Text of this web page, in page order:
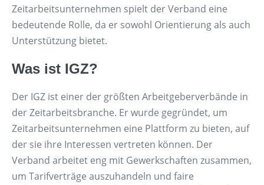
Zeitarbeitsunternehmen spielt der Verband eine
bedeutende Rolle, da er sowohl Orientierung als auch
Unterstützung bietet.
Was ist IGZ?
Der IGZ ist einer der größten Arbeitgeberverbände in
der Zeitarbeitsbranche. Er wurde gegründet, um
Zeitarbeitsunternehmen eine Plattform zu bieten, auf
der sie ihre Interessen vertreten können. Der
Verband arbeitet eng mit Gewerkschaften zusammen,
um Tarifverträge auszuhandeln und faire